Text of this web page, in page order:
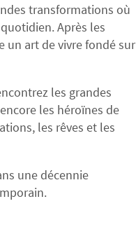
transformations où
Après les
un art de vivre fondé sur
les grandes
les héroïnes de
les rêves et les
une décennie